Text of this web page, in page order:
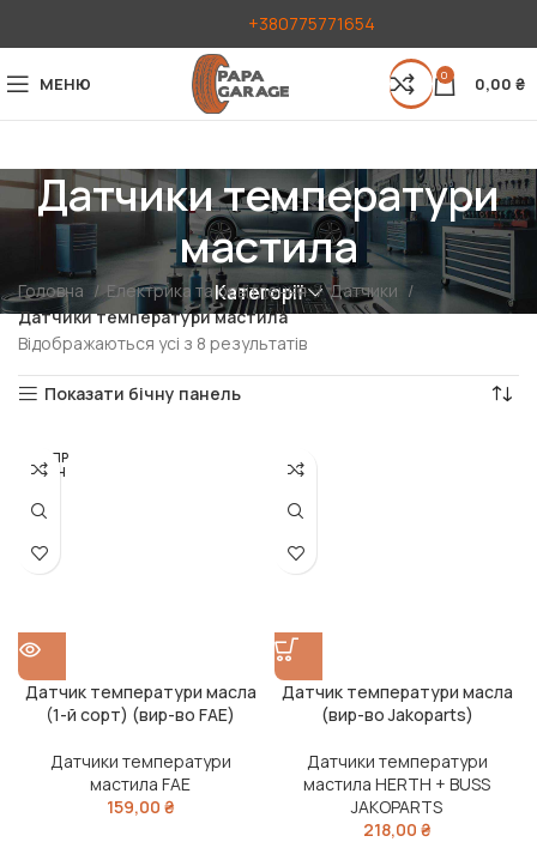
+380775771654
МЕНЮ 0 0,00 ₴
Датчики температури
мастила
Категорії
Головна Електрика та освітлення
Датчики
Датчики температури мастила
Відображаються усі з 8 результатів
Показати бічну панель
РОЗПР
ОДАН
Датчик температури масла
(1-й сорт) (вир-во FAE)
Датчики температури
мастила FAE
159,00 ₴
Датчик температури масла
(вир-во Jakoparts)
Датчики температури
мастила HERTH + BUSS
JAKOPARTS
218,00 ₴